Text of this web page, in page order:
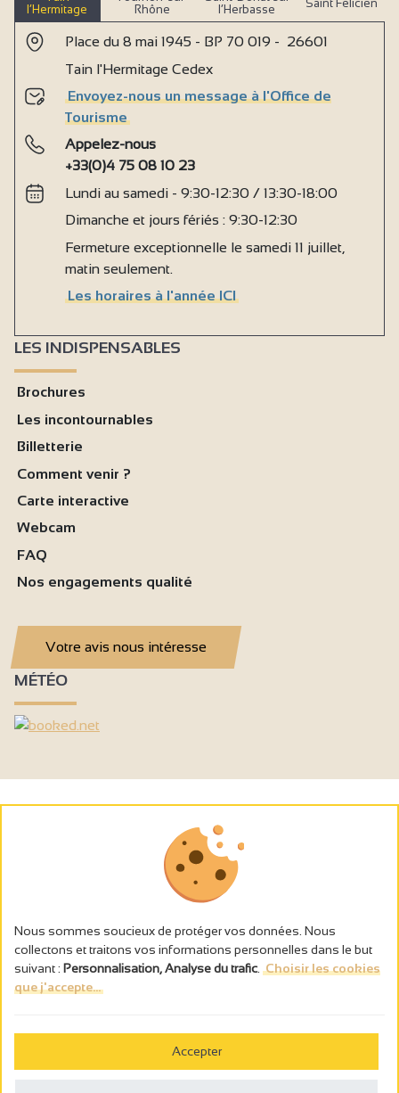
l’Hermitage
Rhône
l’Herbasse
Saint Félicien
Place du 8 mai 1945 - BP 70 019 - 26601
Tain l'Hermitage Cedex
Envoyez-nous un message à l'Office de
Tourisme
Appelez-nous
+33(0)4 75 08 10 23
Lundi au samedi - 9:30-12:30 / 13:30-18:00
Dimanche et jours fériés : 9:30-12:30
Fermeture exceptionnelle le samedi 11 juillet,
matin seulement.
Les horaires à l'année ICI
LES INDISPENSABLES
Brochures
Les incontournables
Billetterie
Comment venir ?
Carte interactive
Webcam
FAQ
Nos engagements qualité
Votre avis nous intéresse
MÉTÉO
L’abus d’alcool est dangereux pour la santé, à consommer avec
Nous sommes soucieux de protéger vos données. Nous
collectons et traitons vos informations personnelles dans le but
suivant : Personnalisation, Analyse du trafic Choisir les cookies
que j'accepte...
Accepter